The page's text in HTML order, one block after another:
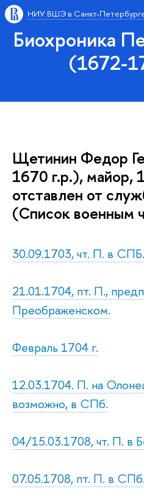
НИУ ВШЭ в Санкт-
Биохроника
(1672-
Щетинин Федор
1670 г.р.), майор,
отставлен от
(Список военным
30.09.1703, чт. П. в
21.01.1704, пт. П.,
Преображенском.
Февраль 1704 г.
12.03.1704. П. на
возможно, в СПб.
04/15.03.1708, чт. П. в
07.05.1708, пт. П. в СПб.